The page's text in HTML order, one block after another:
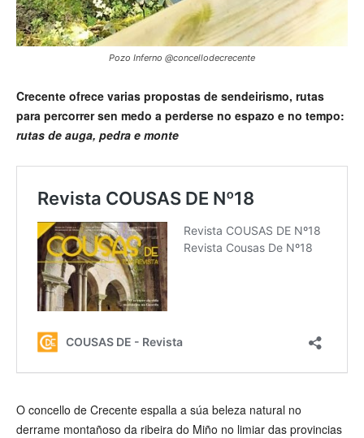
Pozo Inferno @concellodecrecente
Crecente ofrece varias propostas de sendeirismo, rutas
para percorrer sen medo a perderse no espazo e no tempo:
rutas de auga, pedra e monte
O concello de Crecente espalla a súa beleza natural no
derrame montañoso da ribeira do Miño no limiar das provincias